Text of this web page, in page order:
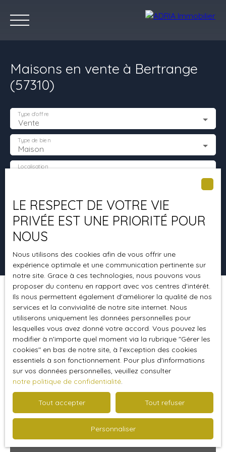
Accueil Acheter
Maisons en vente à Bertrange
(57310)
Vente
Type d'offre
Maison
Type de bien
Localisation
Surface min (m²)
Rechercher
Pertinence
Trier par Créer une alerte
569 000€
LE RESPECT DE VOTRE VIE
PRIVÉE EST UNE PRIORITÉ POUR
NOUS
Nous utilisons des cookies afin de vous offrir une
expérience optimale et une communication pertinente sur
notre site. Grace à ces technologies, nous pouvons vous
proposer du contenu en rapport avec vos centres d'intérêt.
Ils nous permettent également d'améliorer la qualité de nos
services et la convivialité de notre site internet. Nous
utiliserons uniquement les données personnelles pour
lesquelles vous avez donné votre accord. Vous pouvez les
modifier à n'importe quel moment via la rubrique ″Gérer les
cookies″ en bas de notre site, à l'exception des cookies
essentiels à son fonctionnement. Pour plus d'informations
sur vos données personnelles, veuillez consulter
notre politique de confidentialité.
Tout accepter Tout refuser
Personnaliser